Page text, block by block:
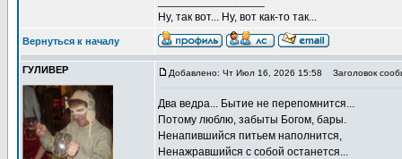
Ну, так вот... Ну, вот как-то так...
Вернуться к началу
ГУЛИВЕР Добавлено: Чт Июл 16, 2026 15:58 Заголовок
Два ведра... Бытие не перепомнится...
Потому люблю, забыты Богом, бары.
Ненапившийся питьем наполнится,
Ненажравшийся с собой останется...